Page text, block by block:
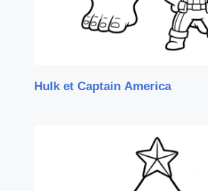
Hulk et Captain America